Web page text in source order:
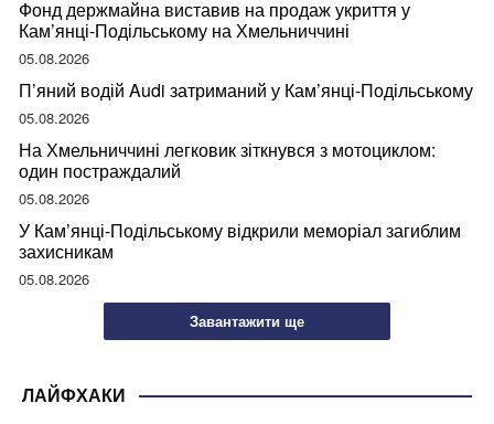
Фонд держмайна виставив на продаж укриття у
Кам’янці-Подільському на Хмельниччині
05.08.2026
П’яний водій Audi затриманий у Кам’янці-Подільському
05.08.2026
На Хмельниччині легковик зіткнувся з мотоциклом:
один постраждалий
05.08.2026
У Кам’янці-Подільському відкрили меморіал загиблим
захисникам
05.08.2026
Завантажити ще
ЛАЙФХАКИ